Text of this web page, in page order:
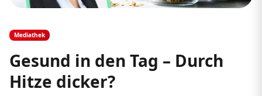
Mediathek
Gesund in den Tag – Durch
Hitze dicker?